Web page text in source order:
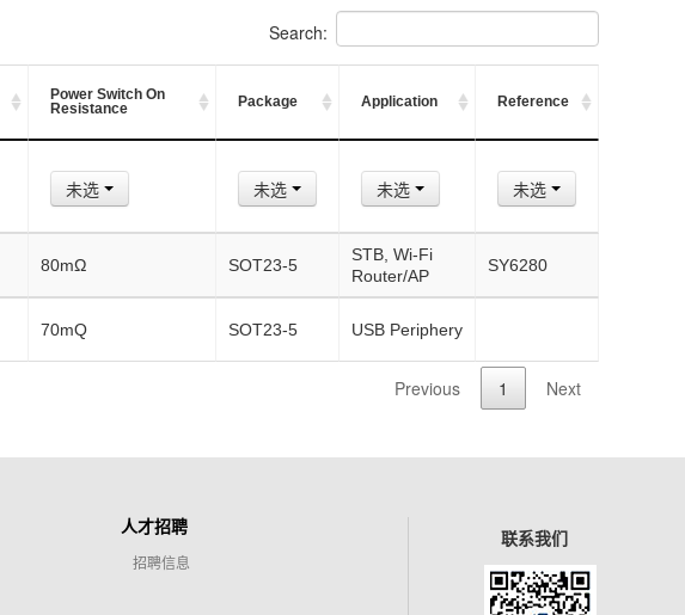
Search:
Power Switch On
Resistance
Package Application Reference
未选 未选 未选 未选
80mΩ SOT23-5
STB, Wi-Fi
Router/AP
SY6280
70mQ SOT23-5 USB Periphery
Previous 1 Next
人才招聘
招聘信息
联系我们